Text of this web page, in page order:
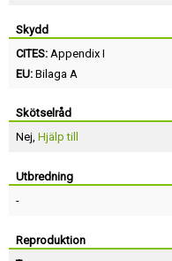
Skydd
CITES: Appendix I
EU: Bilaga A
Skötselråd
Nej, Hjälp till
Utbredning
-
Reproduktion